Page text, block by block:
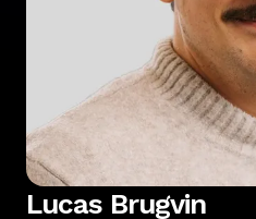
Lucas Brugvin